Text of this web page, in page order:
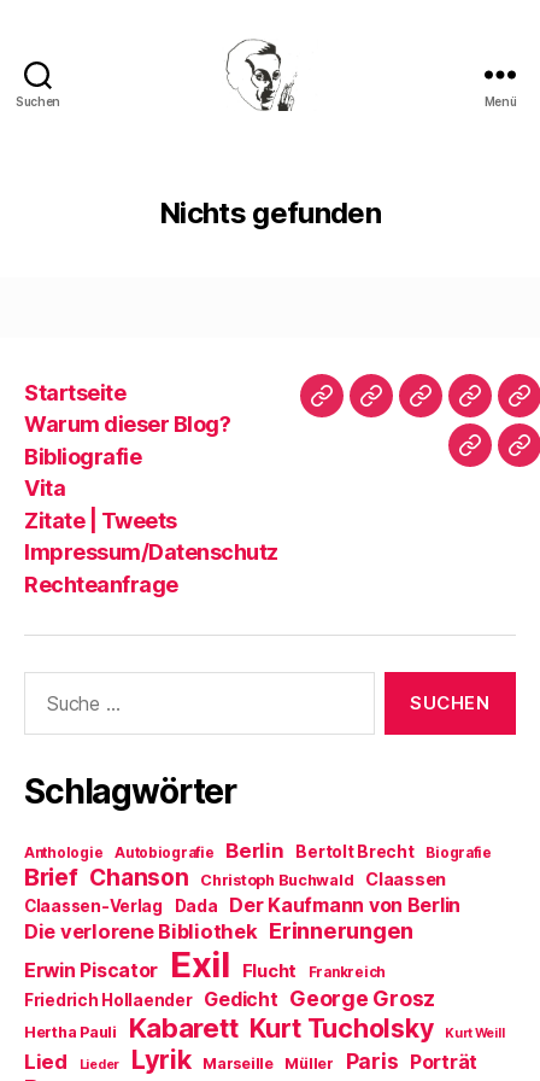
Suchen Menü
Nichts gefunden
Startseite
Warum dieser Blog?
Bibliografie
Vita
Zitate | Tweets
Impressum/Datenschutz
Rechteanfrage
Startseite
WarumBibliografie
Vita
|
nach:
Schlagwörter
Anthologie Autobiografie Berlin Bertolt Brecht Biografie
Brief Chanson Christoph Buchwald Claassen
Claassen-Verlag Dada Der Kaufmann von Berlin
Die verlorene Bibliothek Erinnerungen
Erwin Piscator Exil Flucht Frankreich
Friedrich Hollaender Gedicht George Grosz
Hertha Pauli Kabarett Kurt Tucholsky Kurt Weill
Lied Lieder Lyrik Marseille Müller Paris Porträt